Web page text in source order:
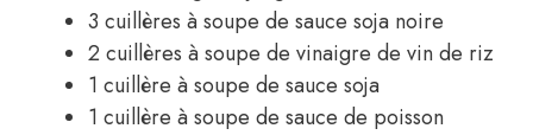
3 cuillères à soupe de sauce soja noire
2 cuillères à soupe de vinaigre de vin de riz
1 cuillère à soupe de sauce soja
1 cuillère à soupe de sauce de poisson